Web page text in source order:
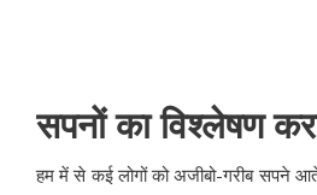
सपनों का विश्लेषण
हम में से कई लोगों को अजीबो-गरीब सपने आते